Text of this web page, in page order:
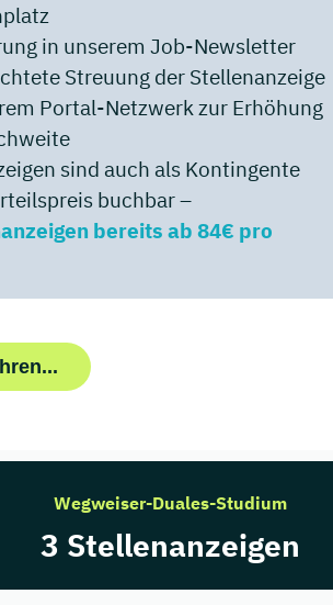
in unserem Job-Newsletter
Streuung der Stellenanzeige
Portal-Netzwerk zur Erhöhung
sind auch als Kontingente
buchbar –
bereits ab 84€ pro
Wegweiser-Duales-Studium
3 Stellenanzeigen